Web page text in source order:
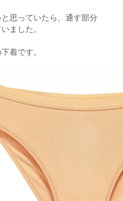
思っていたら、通す部分
ました。
着です。